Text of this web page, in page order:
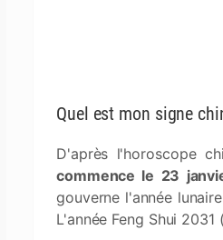
Quel est mon signe
D'après l'horoscope
commence le 23
gouverne l'année
L'année Feng Shui